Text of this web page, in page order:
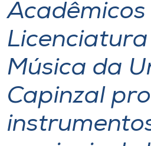
Pesquisa
Atendimento ao Estudante
Portal de Ensino
Acadêmicos
Licenciatura
Música da
Capinzal